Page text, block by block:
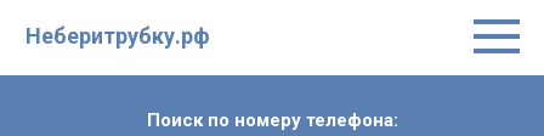
Неберитрубку.рф
Поиск по номеру телефона: